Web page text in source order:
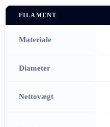
FILAMENT
Materiale
Diameter
Nettovægt